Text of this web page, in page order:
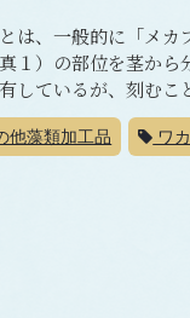
、一般的に「メカ
１）の部位を茎か
しているが、刻む
他藻類加工品 ワ